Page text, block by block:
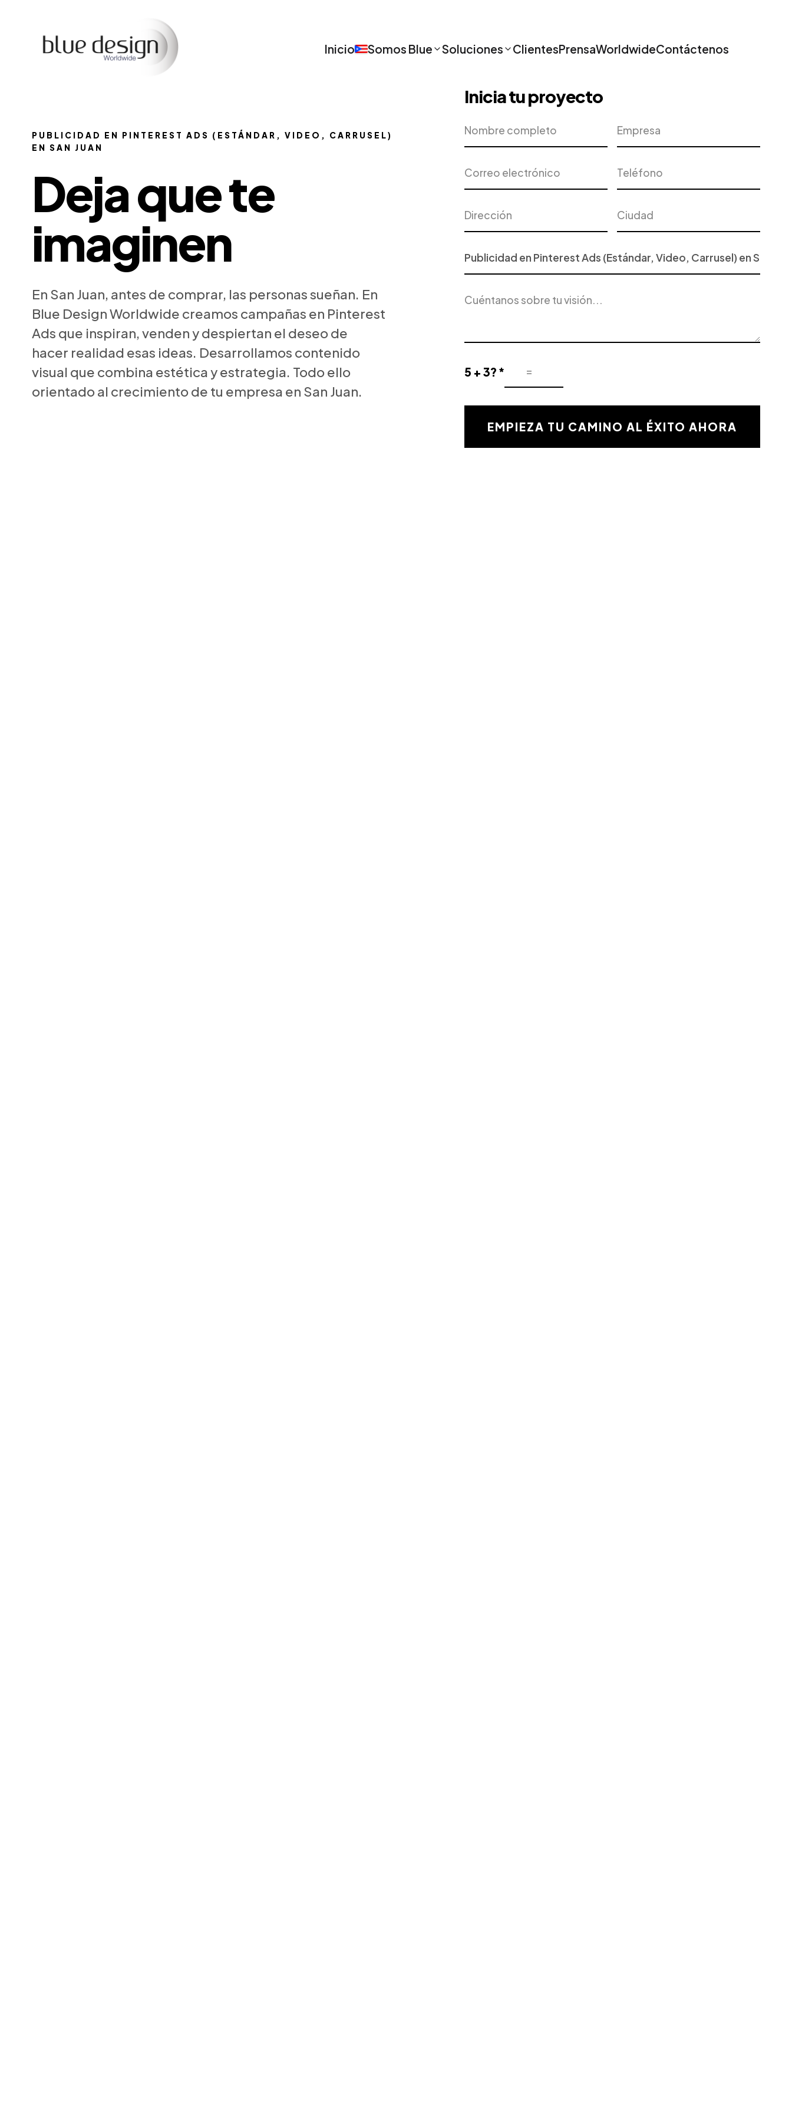
Inicio Somos Blue Soluciones ClientesPrensaWorldwideContáctenos
PUBLICIDAD EN PINTEREST ADS (ESTÁNDAR, VIDEO, CARRUSEL)
EN SAN JUAN
Deja que te
imaginen
En San Juan, antes de comprar, las personas sueñan. En
Blue Design Worldwide creamos campañas en Pinterest
Ads que inspiran, venden y despiertan el deseo de
hacer realidad esas ideas. Desarrollamos contenido
visual que combina estética y estrategia. Todo ello
orientado al crecimiento de tu empresa en San Juan.
Inicia tu proyecto
completo
electrónico
o
Servicio
Interés
del
5 + 3? *
Resultado
la
validaciónEMPIEZA TU CAMINO AL ÉXITO AHORA